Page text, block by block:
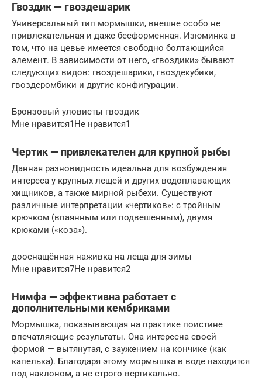
Гвоздик — гвоздешарик
Универсальный тип мормышки, внешне особо не
привлекательная и даже бесформенная. Изюминка в
том, что на цевье имеется свободно болтающийся
элемент. В зависимости от него, «гвоздики» бывают
следующих видов: гвоздешарики, гвоздекубики,
гвоздеромбики и другие конфигурации.
Бронзовый уловисты гвоздик
Мне нравится1Не нравится1
Чертик — привлекателен для крупной рыбы
Данная разновидность идеальна для возбуждения
интереса у крупных лещей и других водоплавающих
хищников, а также мирной рыбехи. Существуют
различные интерпретации «чертиков»: с тройным
крючком (впаянным или подвешенным), двумя
крюками («коза»).
дооснащённая наживка на леща для зимы
Мне нравится7Не нравится2
Нимфа — эффективна работает с
дополнительными кембриками
Мормышка, показывающая на практике поистине
впечатляющие результаты. Она интересна своей
формой — вытянутая, с заужением на кончике (как
капелька). Благодаря этому мормышка в воде находится
под наклоном, а не строго вертикально.